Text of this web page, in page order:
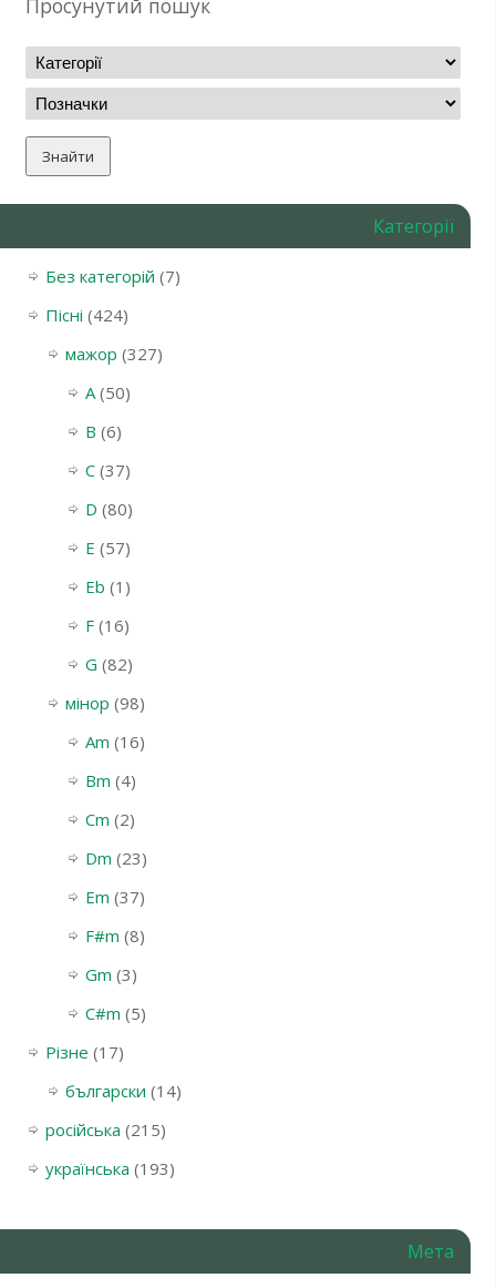
Просунутий пошук
Категорії
Без категорій (7)
Пісні (424)
мажор (327)
A(50)
B (6)
C(37)
D (80)
E (57)
Eb (1)
F(16)
G (82)
мінор (98)
Am (16)
Bm (4)
Cm (2)
Dm (23)
Em (37)
F#m (8)
Gm (3)
С#m (5)
Різне (17)
български (14)
російська (215)
українська (193)
Мета